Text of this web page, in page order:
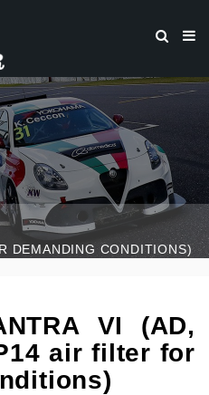
DEMANDING CONDITIONS)
VI (AD,
air filter for